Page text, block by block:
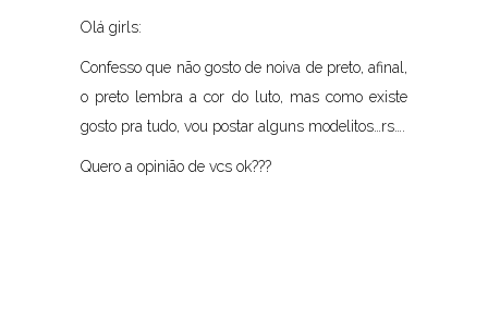
Olá girls:
Confesso que não gosto de noiva de preto, afinal,
o preto lembra a cor do luto, mas como existe
gosto pra tudo, vou postar alguns modelitos…rs….
Quero a opinião de vcs ok???